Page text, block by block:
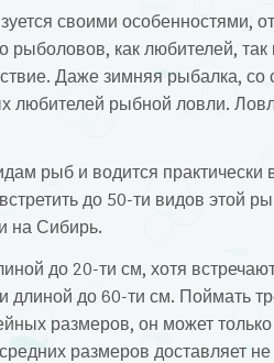
своими особенностями,
рыболовов, как любителей,
Даже зимняя рыбалка,
любителей рыбной ловли.
рыб и водится практически
до 50-ти видов этой
на Сибирь.
до 20-ти см, хотя
длиной до 60-ти см. Поймать
размеров, он может
размеров доставляет